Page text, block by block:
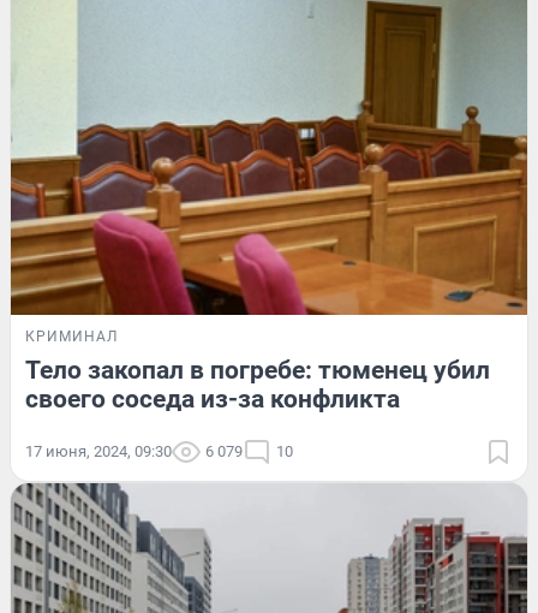
КРИМИНАЛ
Тело закопал в погребе: тюменец убил
своего соседа из-за конфликта
17 июня, 2024, 09:30 6 079 10